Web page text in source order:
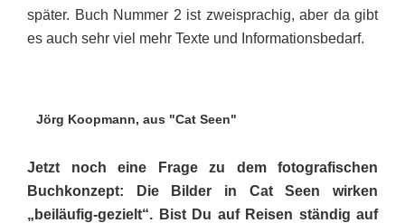
später. Buch Nummer 2 ist zweisprachig, aber da gibt
es auch sehr viel mehr Texte und Informationsbedarf.
Jörg Koopmann, aus "Cat Seen"
Jetzt noch eine Frage zu dem fotografischen
Buchkonzept: Die Bilder in Cat Seen wirken
„beiläufig-gezielt“. Bist Du auf Reisen ständig auf